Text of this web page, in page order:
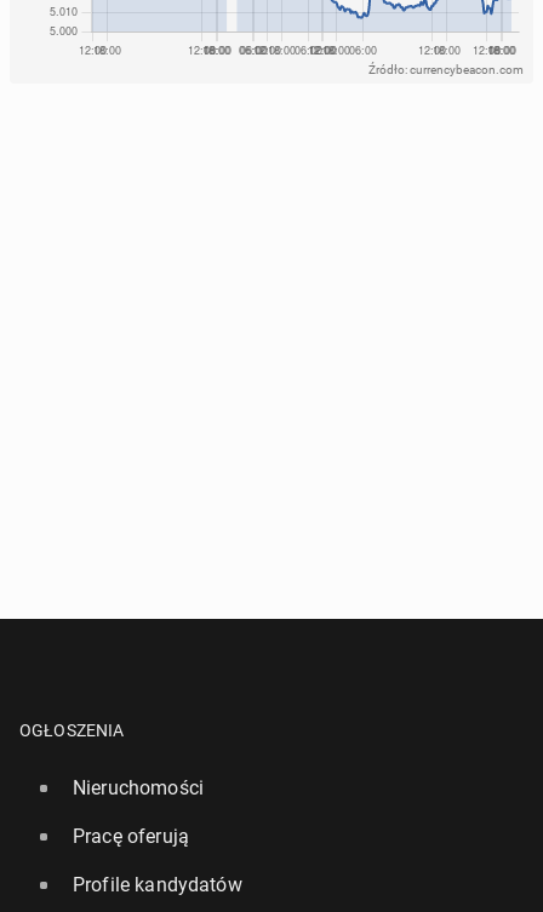
Źródło: currencybeacon.com
OGŁOSZENIA
Nieruchomości
Pracę oferują
Profile kandydatów